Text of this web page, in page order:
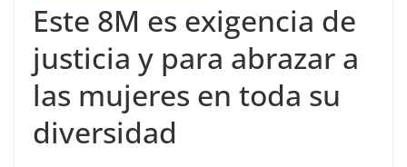
Este 8M es exigencia de
justicia y para abrazar a
las mujeres en toda su
diversidad